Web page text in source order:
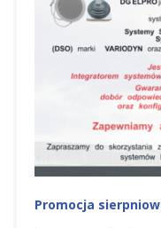
Promocja na